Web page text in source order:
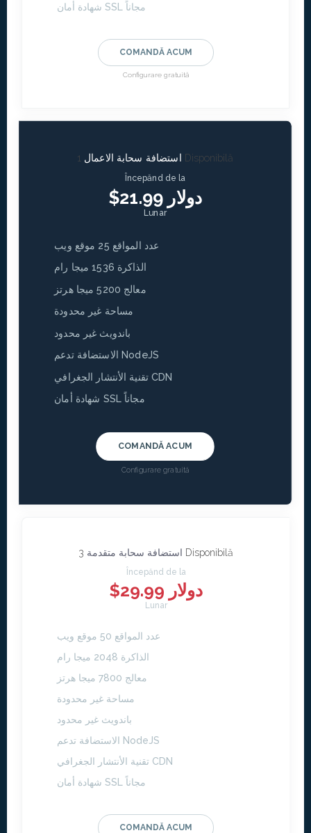
شهادة أمان SSL مجاناً
COMANDĂ ACUM
Configurare gratuită
استضافة سحابة الاعمال 1 Disponibilă
Începănd de la
$21.99 دولار
Lunar
عدد المواقع 25 موقع ويب
الذاكرة 1536 ميجا رام
معالج 5200 ميجا هرتز
مساحة غير محدودة
باندويث غير محدود
الاستضافة تدعم NodeJS
تقنية الأنتشار الجغرافي CDN
شهادة أمان SSL مجاناً
COMANDĂ ACUM
Configurare gratuită
استضافة سحابة متقدمة 3 Disponibilă
Începănd de la
$29.99 دولار
Lunar
عدد المواقع 50 موقع ويب
الذاكرة 2048 ميجا رام
معالج 7800 ميجا هرتز
مساحة غير محدودة
باندويث غير محدود
الاستضافة تدعم NodeJS
تقنية الأنتشار الجغرافي CDN
شهادة أمان SSL مجاناً
COMANDĂ ACUM